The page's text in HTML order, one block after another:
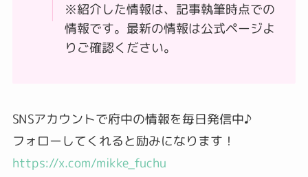
※紹介した情報は、記事執筆時点での
情報です。最新の情報は公式ページよ
りご確認ください。
SNSアカウントで府中の情報を毎日発信中♪
フォローしてくれると励みになります！
https://x.com/mikke_fuchu